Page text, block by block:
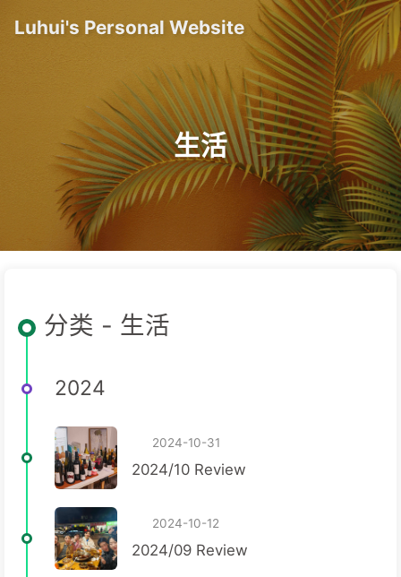
Luhui's Personal Website
生活
分类 - 生活
2024
2024-10-31
2024/10 Review
2024-10-12
2024/09 Review